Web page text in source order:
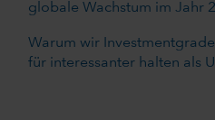
globale Wachstum im Jahr
Warum wir
für interessanter halten als